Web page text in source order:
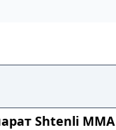
Shtenli MMA